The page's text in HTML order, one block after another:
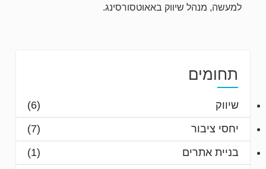
למעשה, מנהל שיווק באאוטסורסינג.
תחומים
שיווק
(6)
יחסי ציבור
(7)
בניית אתרים
(1)